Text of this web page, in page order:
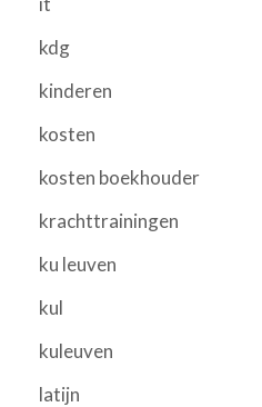
kdg
kinderen
kosten
kosten boekhouder
krachttrainingen
ku leuven
kul
kuleuven
latijn